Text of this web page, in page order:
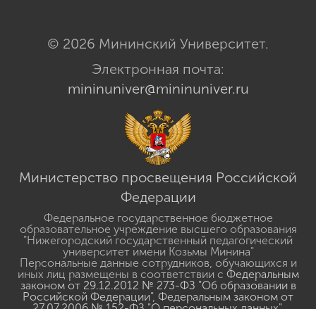
© 2026 Мининский Университет.
Электронная почта:
mininuniver@mininuniver.ru
Министерство просвещения Российской
Федерации
Федеральное государственное бюджетное
образовательное учреждение высшего образования
"Нижегородский государственный педагогический
университет имени Козьмы Минина"
Персональные данные сотрудников, обучающихся и
иных лиц размещены в соответствии с Федеральным
законом от 29.12.2012 № 273-ФЗ "Об образовании в
Российской Федерации", Федеральным законом от